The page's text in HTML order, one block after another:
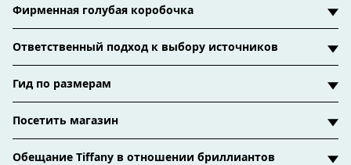
Фирменная голубая коробочка
Ответственный подход к выбору источников
Гид по размерам
Посетить магазин
Обещание Tiffany в отношении бриллиантов